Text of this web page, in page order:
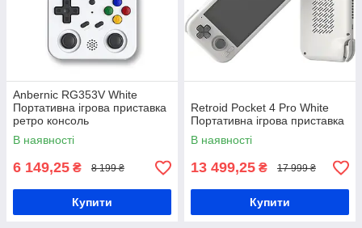
Anbernic RG353V White
Портативна ігрова приставка
ретро консоль
В наявності
6 149,25 ₴ 8 199 ₴
Купити
Retroid Pocket 4 Pro White
Портативна ігрова приставка
В наявності
13 499,25 ₴ 17 999 ₴
Купити